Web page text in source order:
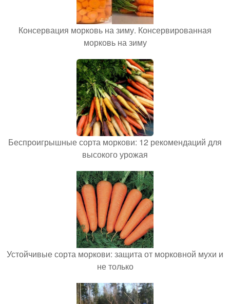
Консервация морковь на зиму. Консервированная
морковь на зиму
Беспроигрышные сорта моркови: 12 рекомендаций для
высокого урожая
Устойчивые сорта моркови: защита от морковной мухи и
не только